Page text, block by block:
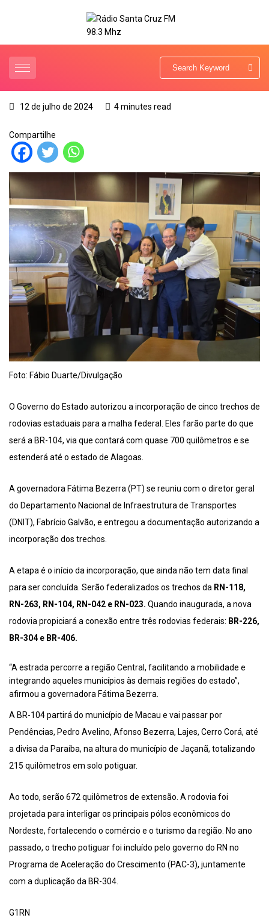
12 de julho de 2024 4 minutes read
Compartilhe
Foto: Fábio Duarte/Divulgação
O Governo do Estado autorizou a incorporação de cinco trechos de
rodovias estaduais para a malha federal. Eles farão parte do que
será a BR-104, via que contará com quase 700 quilômetros e se
estenderá até o estado de Alagoas.
A governadora Fátima Bezerra (PT) se reuniu com o diretor geral
do Departamento Nacional de Infraestrutura de Transportes
(DNIT), Fabrício Galvão, e entregou a documentação autorizando a
incorporação dos trechos.
A etapa é o início da incorporação, que ainda não tem data final
para ser concluída. Serão federalizados os trechos da RN-118,
RN-263, RN-104, RN-042 e RN-023. Quando inaugurada, a nova
rodovia propiciará a conexão entre três rodovias federais: BR-226,
BR-304 e BR-406.
“A estrada percorre a região Central, facilitando a mobilidade e
integrando aqueles municípios às demais regiões do estado”,
afirmou a governadora Fátima Bezerra.
A BR-104 partirá do município de Macau e vai passar por
Pendências, Pedro Avelino, Afonso Bezerra, Lajes, Cerro Corá, até
a divisa da Paraíba, na altura do município de Jaçanã, totalizando
215 quilômetros em solo potiguar.
Ao todo, serão 672 quilômetros de extensão. A rodovia foi
projetada para interligar os principais pólos econômicos do
Nordeste, fortalecendo o comércio e o turismo da região. No ano
passado, o trecho potiguar foi incluído pelo governo do RN no
Programa de Aceleração do Crescimento (PAC-3), juntamente
com a duplicação da BR-304.
G1RN